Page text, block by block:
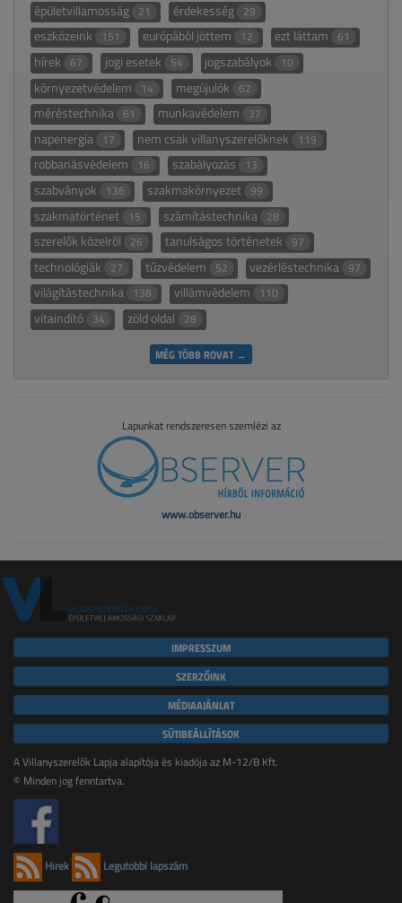
épületvillamosság 21 érdekesség 29
eszközeink 151 európából jöttem 12 ezt láttam 61
hírek 67 jogi esetek 54 jogszabályok 10
környezetvédelem 14 megújulók 62
méréstechnika 61 munkavédelem 37
napenergia 17 nem csak villanyszerelőknek 119
robbanásvédelem 16 szabályozás 13
szabványok 136 szakmakörnyezet 99
szakmatörténet 15 számítástechnika 28
szerelők közelről 26 tanulságos történetek 97
technológiák 27 tűzvédelem 52 vezérléstechnika 97
világítástechnika 138 villámvédelem 110
vitaindító 34 zöld oldal 28
MÉG TÖBB ROVAT →
Lapunkat rendszeresen szemlézi az
www.observer.hu
IMPRESSZUM
SZERZŐINK
MÉDIAAJÁNLAT
SÜTIBEÁLLÍTÁSOK
A Villanyszerelők Lapja alapítója és kiadója az M-12/B Kft.
© Minden jog fenntartva.
Hírek Legutóbbi lapszám